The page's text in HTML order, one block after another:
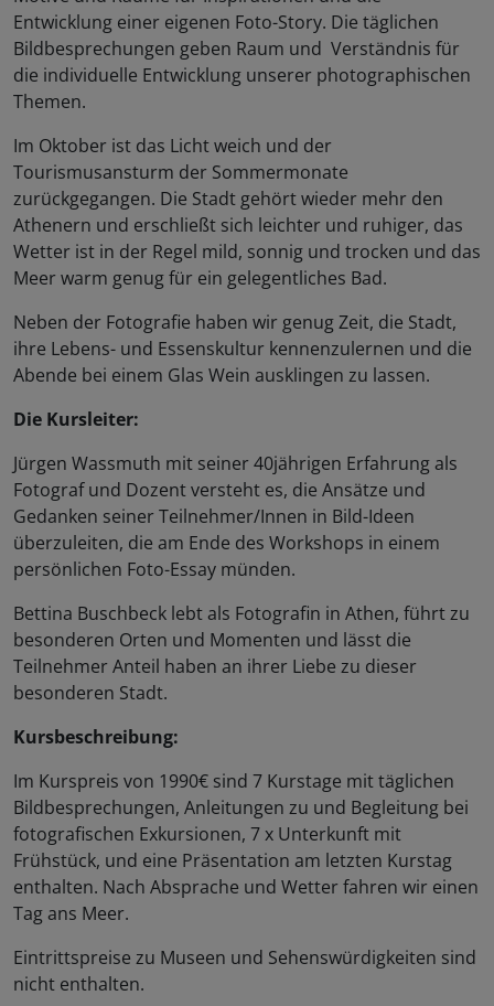
Entwicklung einer eigenen Foto-Story. Die täglichen
Bildbesprechungen geben Raum und Verständnis für
die individuelle Entwicklung unserer photographischen
Themen.
Im Oktober ist das Licht weich und der
Tourismusansturm der Sommermonate
zurückgegangen. Die Stadt gehört wieder mehr den
Athenern und erschließt sich leichter und ruhiger, das
Wetter ist in der Regel mild, sonnig und trocken und das
Meer warm genug für ein gelegentliches Bad.
Neben der Fotografie haben wir genug Zeit, die Stadt,
ihre Lebens- und Essenskultur kennenzulernen und die
Abende bei einem Glas Wein ausklingen zu lassen.
Die Kursleiter:
Jürgen Wassmuth mit seiner 40jährigen Erfahrung als
Fotograf und Dozent versteht es, die Ansätze und
Gedanken seiner Teilnehmer/Innen in Bild-Ideen
überzuleiten, die am Ende des Workshops in einem
persönlichen Foto-Essay münden.
Bettina Buschbeck lebt als Fotografin in Athen, führt zu
besonderen Orten und Momenten und lässt die
Teilnehmer Anteil haben an ihrer Liebe zu dieser
besonderen Stadt.
Kursbeschreibung:
Im Kurspreis von 1990€ sind 7 Kurstage mit täglichen
Bildbesprechungen, Anleitungen zu und Begleitung bei
fotografischen Exkursionen, 7 x Unterkunft mit
Frühstück, und eine Präsentation am letzten Kurstag
enthalten. Nach Absprache und Wetter fahren wir einen
Tag ans Meer.
Eintrittspreise zu Museen und Sehenswürdigkeiten sind
nicht enthalten.